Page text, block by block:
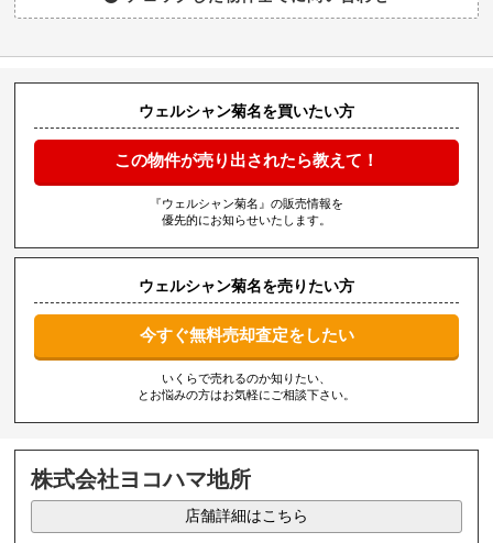
ウェルシャン菊名を買いたい方
この物件が売り出されたら教えて！
『ウェルシャン菊名』の販売情報を
優先的にお知らせいたします。
ウェルシャン菊名を売りたい方
今すぐ無料売却査定をしたい
いくらで売れるのか知りたい、
とお悩みの方はお気軽にご相談下さい。
株式会社ヨコハマ地所
店舗詳細はこちら